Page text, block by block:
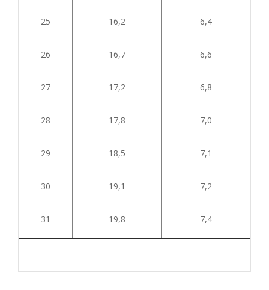
25 16,2 6,4
26 16,7 6,6
27 17,2 6,8
28 17,8 7,0
29 18,5 7,1
30 19,1 7,2
31 19,8 7,4